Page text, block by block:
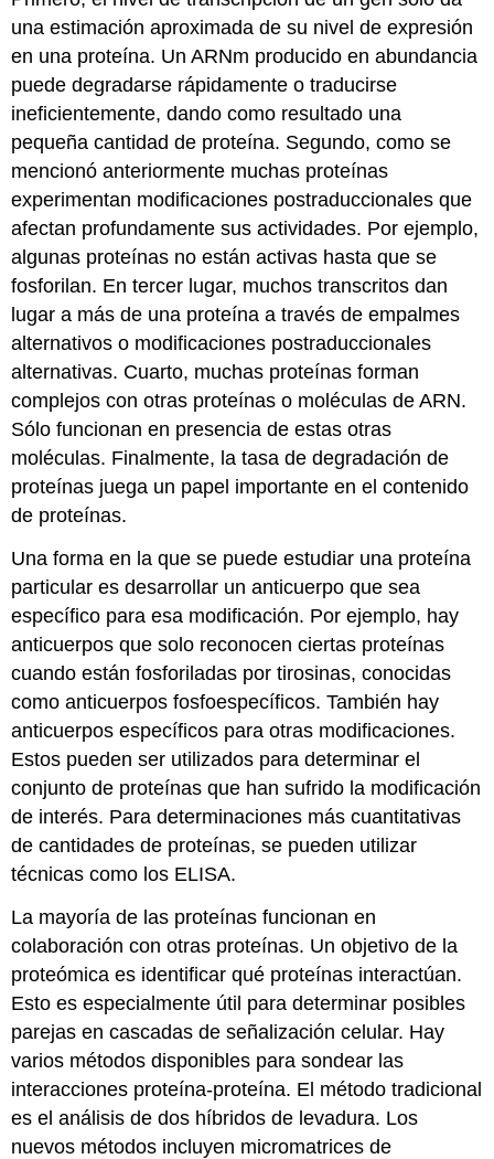
una estimación aproximada de su nivel de expresión
en una proteína. Un ARNm producido en abundancia
puede degradarse rápidamente o traducirse
ineficientemente, dando como resultado una
pequeña cantidad de proteína. Segundo, como se
mencionó anteriormente muchas proteínas
experimentan modificaciones postraduccionales que
afectan profundamente sus actividades. Por ejemplo,
algunas proteínas no están activas hasta que se
fosforilan. En tercer lugar, muchos transcritos dan
lugar a más de una proteína a través de empalmes
alternativos o modificaciones postraduccionales
alternativas. Cuarto, muchas proteínas forman
complejos con otras proteínas o moléculas de ARN.
Sólo funcionan en presencia de estas otras
moléculas. Finalmente, la tasa de degradación de
proteínas juega un papel importante en el contenido
de proteínas.
Una forma en la que se puede estudiar una proteína
particular es desarrollar un anticuerpo que sea
específico para esa modificación. Por ejemplo, hay
anticuerpos que solo reconocen ciertas proteínas
cuando están fosforiladas por tirosinas, conocidas
como anticuerpos fosfoespecíficos. También hay
anticuerpos específicos para otras modificaciones.
Estos pueden ser utilizados para determinar el
conjunto de proteínas que han sufrido la modificación
de interés. Para determinaciones más cuantitativas
de cantidades de proteínas, se pueden utilizar
técnicas como los ELISA.
La mayoría de las proteínas funcionan en
colaboración con otras proteínas. Un objetivo de la
proteómica es identificar qué proteínas interactúan.
Esto es especialmente útil para determinar posibles
parejas en cascadas de señalización celular. Hay
varios métodos disponibles para sondear las
interacciones proteína-proteína. El método tradicional
es el análisis de dos híbridos de levadura. Los
nuevos métodos incluyen micromatrices de